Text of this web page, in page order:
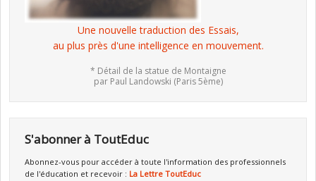
Une nouvelle traduction des Essais,
au plus près d'une intelligence en mouvement.
* Détail de la statue de Montaigne
par Paul Landowski (Paris 5ème)
S'abonner à ToutEduc
Abonnez-vous pour accéder à toute l'information des professionnels
de l'éducation et recevoir : La Lettre ToutEduc